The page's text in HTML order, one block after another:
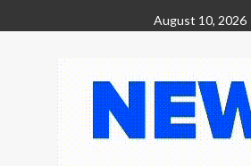
to
August 10, 2026